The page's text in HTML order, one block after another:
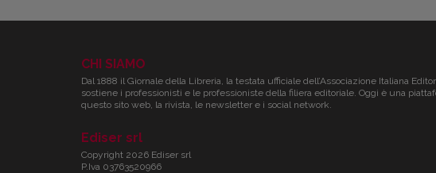
CHI SIAMO
Dal 1888 il Giornale della Libreria, la testata ufficiale dell’Associazione Italiana
sostiene i professionisti e le professioniste della filiera editoriale. Oggi è una
questo sito web, la rivista, le newsletter e i social network.
Ediser srl
Copyright 2026 Ediser srl
P.Iva 03763520966